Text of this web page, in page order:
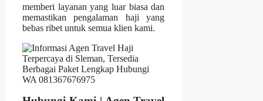
memberi layanan yang luar biasa dan
memastikan pengalaman haji yang
bebas ribet untuk semua klien kami.